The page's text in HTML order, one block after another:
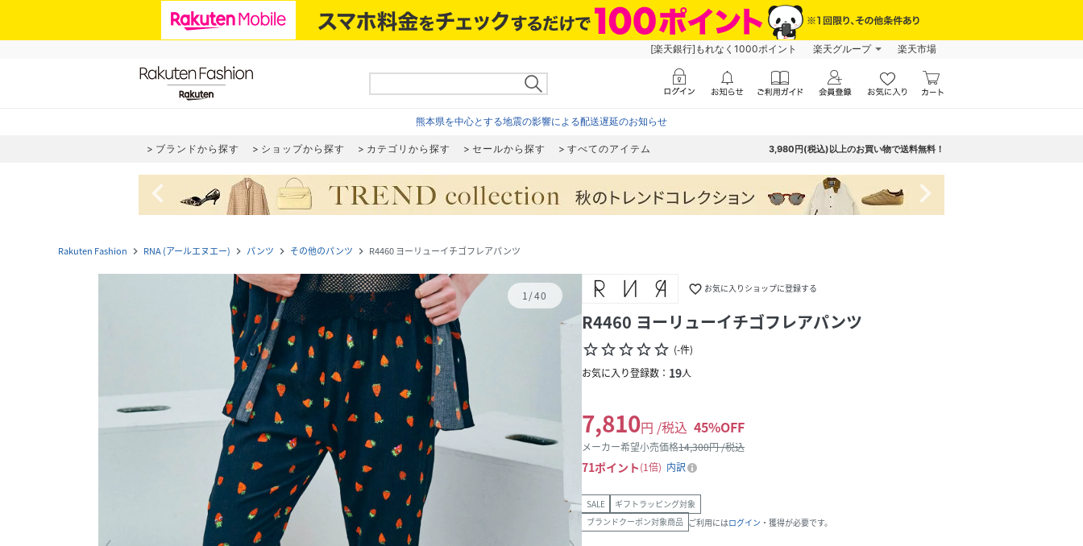
[楽天銀行]もれなく1000ポイント 楽天グループ 楽天市場
熊本県を中心とする地震の影響による配送遅延のお知らせ
ブランドから探す ショップから探す カテゴリから探す セールから探す すべてのアイテム 3,980円(税込)以上のお買い物で送料無料！
navigate_before navigate_next
Rakuten Fashion navigate_next RNA (アールエヌエー) navigate_next パンツ navigate_next その他のパンツ navigate_next R4460 ヨーリューイチゴフレアパンツ
1/40 favorite_border お気に入りショップに登録する
R4460 ヨーリューイチゴフレアパンツ
star_borderstar_borderstar_borderstar_borderstar_border (-件)
お気に入り登録数： 19人
7,810円 /税込 45%OFF
メーカー希望小売価格14,300円 /税込
71ポイント 1倍 内訳
SALE
ギフトラッピング対象
ブランドクーポン対象商品 ご利用にはログイン ・獲得が必要です。